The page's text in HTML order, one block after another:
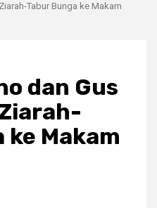
Tabur Bunga ke Makam
dan Gus
ke Makam